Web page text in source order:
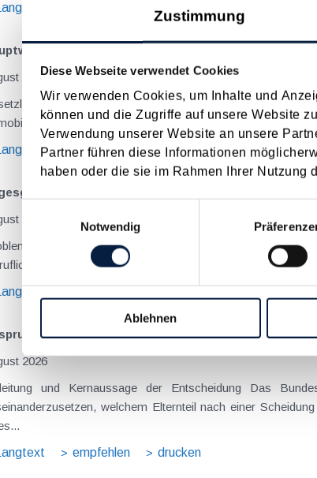
Zustimmung
Diese Webseite verwendet Cookies
Wir verwenden Cookies, um Inhalte und
können und die Zugriffe auf unsere Website
Verwendung unserer Website an unsere
Partner führen diese Informationen
haben oder die sie im Rahmen Ihrer Nutzung
Notwendig
Ablehnen
Langtext
drucken
– Verfügungsgewalt muss laut
2026
Grundlagen der Hauptwohnsitzbefreiung Eine Ausnahme von der bei privaten Grundstücksveräußerungen regelmäßig anfallenden
(ImmoESt) liegt dann vor, wenn die
Langtext
empfehlen drucken
auch bei eintägiger Reise ohne Nächtigung
2026
und rechtlicher Hintergrund Tagesgelder sollen Verpflegungsmehraufwendungen ausgleichen, welche im Zuge von Dienstreisen
bedingten Reisen) durch die Unkenntnis über die
Langtext
auf Familienbeihilfe bei geschiedenen Eltern
2026
und Kernaussage der Entscheidung Das Bundesfinanzgericht (GZ RV/7103366/2025 vom 10.02.2026) hatte sich mit der Frage
welchem Elternteil nach einer
Langtext
empfehlen drucken